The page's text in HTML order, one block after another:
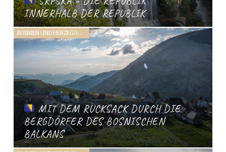
INNERHALB DER REPUBLIK
BOSNIEN UND HERZEGOWINA (2019)
MIT DEM RUCKSACK DURCH DIE
BERGDÖRFER DES BOSNISCHEN
BALKANS